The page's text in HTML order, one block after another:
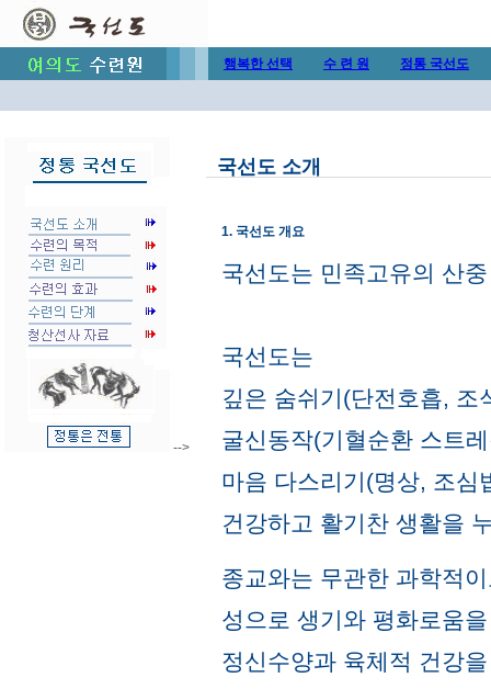
행복한 선택 수 련 원 정통 국선도
-->
국선도 소개
1. 국선도 개요
국선도는 민족고유의 산
국선도는
깊은 숨쉬기(단전호흡, 조
굴신동작(기혈순환 스트
마음 다스리기(명상, 조심
건강하고 활기찬 생활을
종교와는 무관한 과학적
성으로 생기와 평화로움
정신수양과 육체적 건강